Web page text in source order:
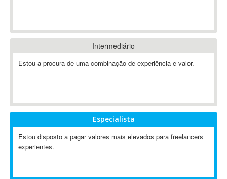
ABAP
Abaqus
ABBYY FineReader
Ableton
Ableton Push
Abstract
Intermediário
Estou a procura de uma combinação de experiência e valor.
Especialista
Estou disposto a pagar valores mais elevados para freelancers
experientes.